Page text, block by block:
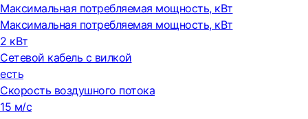
Максимальная потребляемая мощность, кВт
Максимальная потребляемая мощность, кВт
2 кВт
Сетевой кабель с вилкой
есть
Скорость воздушного потока
15 м/с